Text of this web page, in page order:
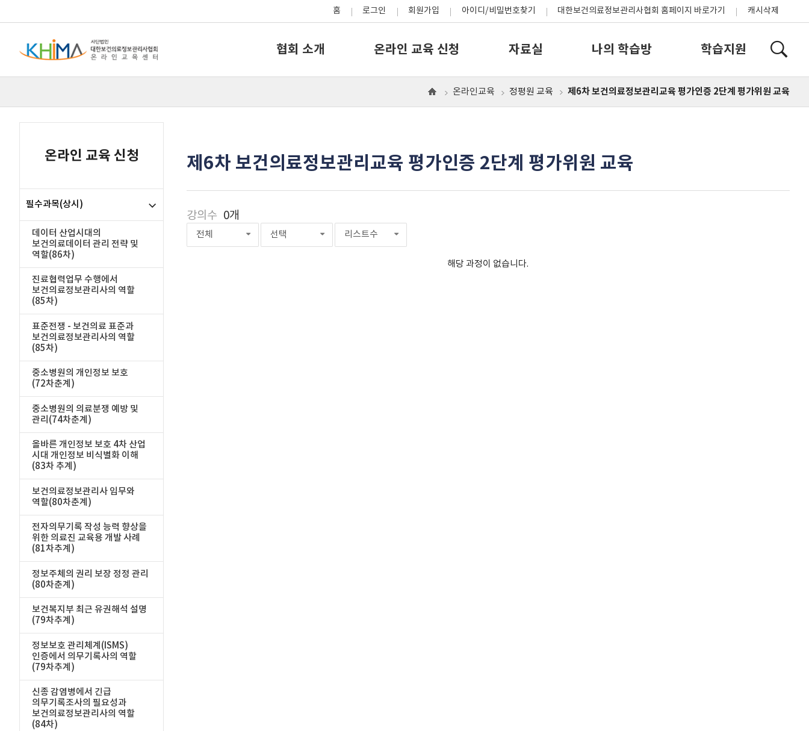
홈 로그인 회원가입 아이디/비밀번호찾기 대한보건의료정보관리사협회 홈페이지 바로가기 캐시삭제
협회 소개 온라인 교육 신청 자료실 나의 학습방 학습지원
온라인 교육 신청
필수과목(상시)
데이터 산업시대의
보건의료데이터 관리 전략 및
역할(86차)
진료협력업무 수행에서
보건의료정보관리사의 역할
(85차)
표준전쟁 - 보건의료 표준과
보건의료정보관리사의 역할
(85차)
중소병원의 개인정보 보호
(72차춘계)
중소병원의 의료분쟁 예방 및
관리(74차춘계)
올바른 개인정보 보호 4차 산업
시대 개인정보 비식별화 이해
(83차 추계)
보건의료정보관리사 임무와
역할(80차춘계)
전자의무기록 작성 능력 향상을
위한 의료진 교육용 개발 사례
(81차추계)
정보주체의 권리 보장 정정 관리
(80차춘계)
보건복지부 최근 유권해석 설명
(79차추계)
정보보호 관리체계(ISMS)
인증에서 의무기록사의 역할
(79차추계)
신종 감염병에서 긴급
의무기록조사의 필요성과
보건의료정보관리사의 역할
(84차)
홈
온라인교육 정평원 교육 제6차 보건의료정보관리교육 평가인증 2단계 평가위원 교육
제6차 보건의료정보관리교육 평가인증 2단계 평가위원 교육
강의수 0개
전체 선택 리스트수
해당 과정이 없습니다.